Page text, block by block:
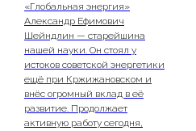
«Глобальная энергия»
Александр Ефимович
Шейндлин — старейшина
нашей науки. Он стоял у
истоков советской энергетики
ещё при Кржижановском и
внёс огромный вклад в её
развитие. Продолжает
активную работу сегодня,